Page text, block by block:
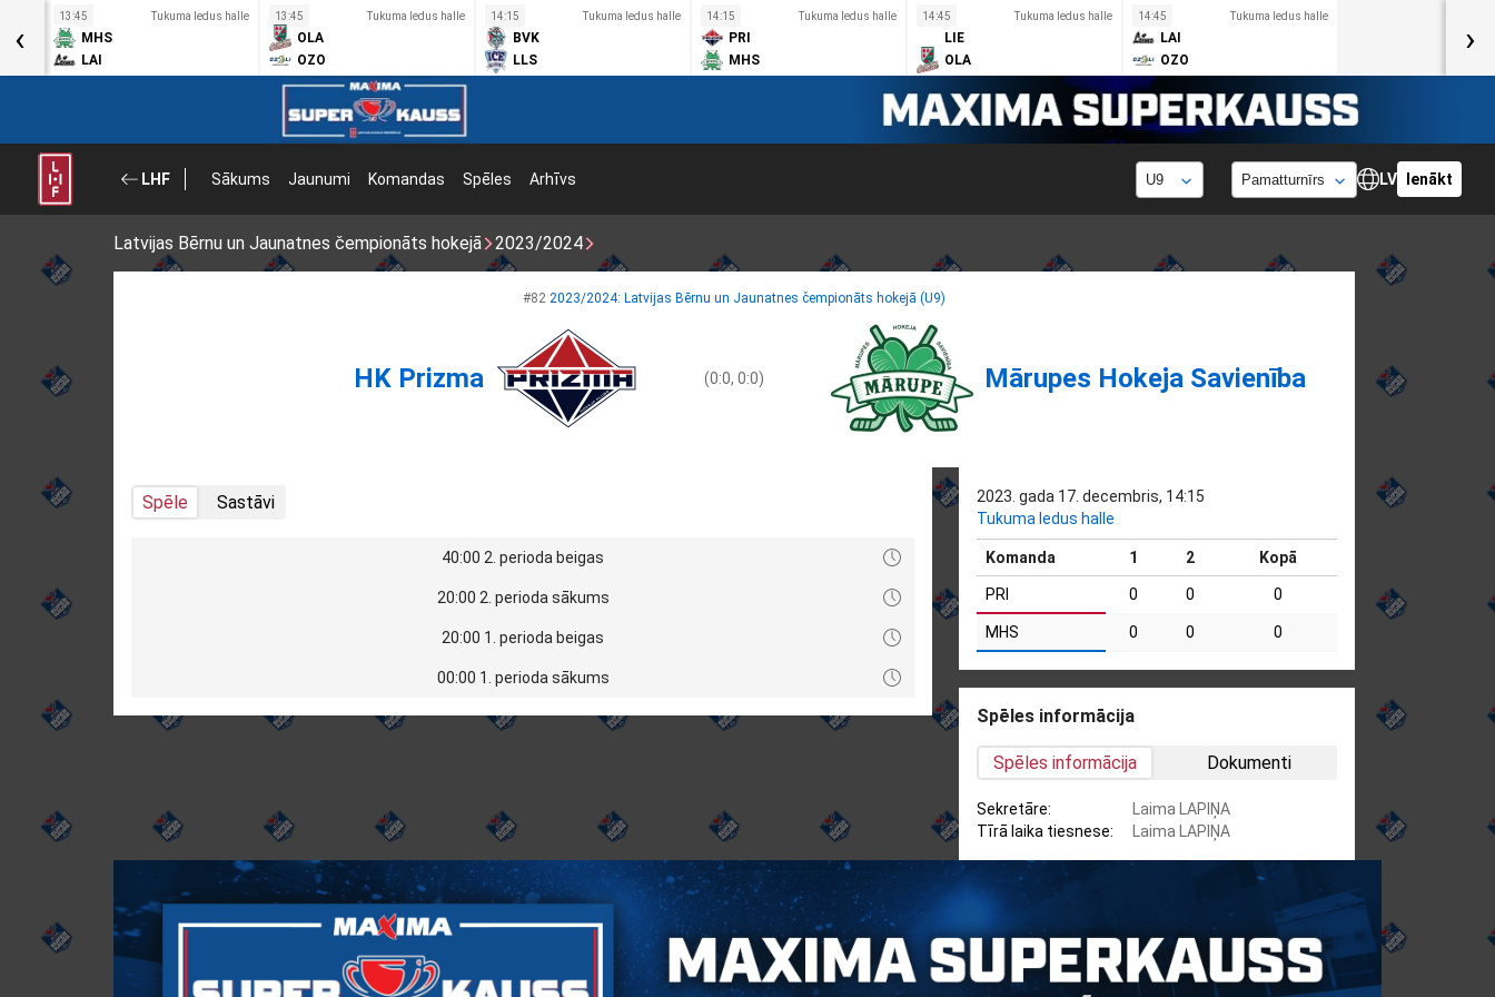
13:45 Tukuma ledus halle
MHS
LAI
13:45 Tukuma ledus halle
OLA
OZO
14:15 Tukuma ledus halle
BVK
LLS
14:15 Tukuma ledus halle
PRI
MHS
14:45 Tukuma ledus halle
LIE
OLA
14:45 Tukuma ledus halle
LAI
OZO
‹ ›
LHF Sākums Jaunumi Komandas Spēles Arhīvs LV Ienākt
Latvijas Bērnu un Jaunatnes čempionāts hokejā 2023/2024
#82 2023/2024: Latvijas Bērnu un Jaunatnes čempionāts hokejā (U9)
HK Prizma (0:0, 0:0) Mārupes Hokeja Savienība
Spēle Sastāvi
40:00 2. perioda beigas
20:00 2. perioda sākums
20:00 1. perioda beigas
00:00 1. perioda sākums
2023. gada 17. decembris, 14:15
Tukuma ledus halle
Komanda 1 2 Kopā
PRI 0 0 0
MHS 0 0 0
Spēles informācija
Spēles informācija Dokumenti
Sekretāre:
Laima LAPIŅA
Tīrā laika tiesnese:
Laima LAPIŅA